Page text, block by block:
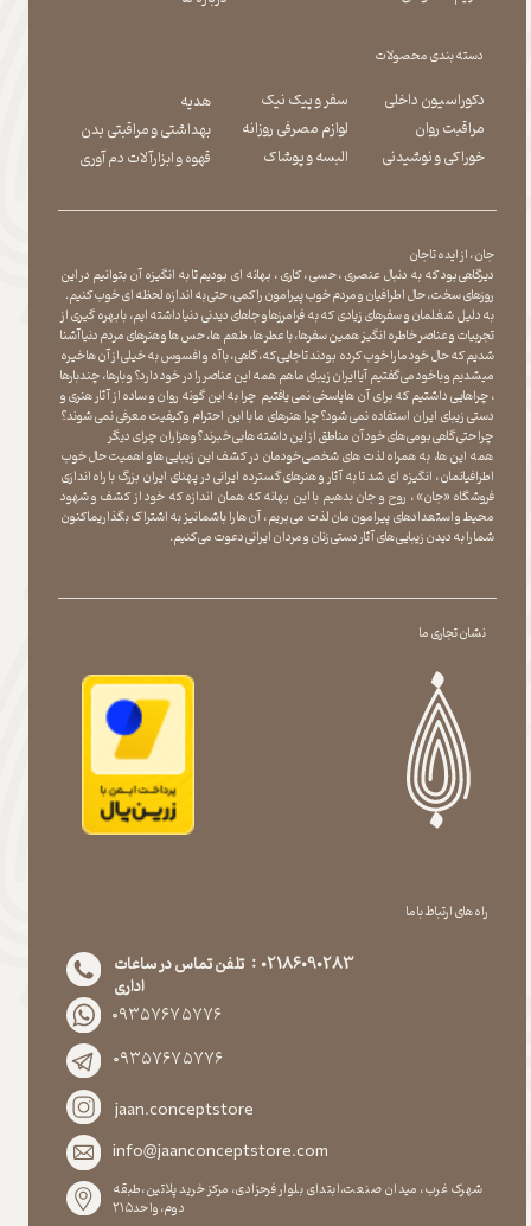
دسته بندی محصولات
دکوراسیون داخلی
مراقبت روان
​​​​​​​خوراکی و نوشیدنی
سفر و پیک نیک
لوازم مصرفی روزانه
​​​​​​​البسه و پوشاک
هدیه
بهداشتی و مراقبتی بدن
​​​​​​​قهوه و ابزارآلات دم آوری
نشان تجاری ما
جان ، از ایده تا جان
دیرگاهی بود که به دنبال عنصری ، حسی ، کاری ، بهانه ای بودیم تا به انگیزه آن بتوانیم در این
روزهای سخت ، حال اطرافیان و مردم خوب پیرامون را کمی ، حتی به اندازه لحظه ای خوب کنیم.
به دلیل شغلمان و سفرهای زیادی که به فرامرزها و جاهای دیدنی دنیا داشته ایم، با بهره گیری از
تجربیات و عناصر خاطره انگیز همین سفرها ، با عطر ها ، طعم ها ، حس ها و هنرهای مردم دنیا آشنا
شدیم که حال خود ما را خوب کرده بودند تا جایی که، گاهی ، با آه و افسوس به خیلی از آن ها خیره
میشدیم و با خود می گفتیم آیا ایران زیبای ما هم همه این عناصر را در خود دارد؟ و بارها ، چندبارها
، چراهایی داشتیم که برای آن ها پاسخی نمی یافتیم چرا به این گونه روان و ساده از آثار هنری و
دستی زیبای ایران استفاده نمی شود؟چرا هنرهای ما با این احترام و کیفیت معرفی نمی شوند؟
چرا حتی گاهی بومی های خود آن مناطق از این داشته ها بی خبرند؟و هزاران چرای دیگر
​​​​​​​ همه این ها، به همراه لذت های شخصی خودمان در کشف این زیبایی ها و اهمیت حال خوب
اطرافیانمان ، انگیزه ای شد تا به آثار و هنرهای گسترده ایرانی در پهنای ایران بزرگ با راه اندازی
فروشگاه «جان» ، روح و جان بدهیم با این بهانه که همان اندازه که خود از کشف و شهود
محیط و استعدادهای پیرامون مان لذت می بریم ، آن ها را با شما نیز به اشتراک بگذاریماکنون
شما را به دیدن زیبایی های آثار دستی زنان و مردان ایرانی دعوت می کنیم.
راه های ارتباط با ما
02186090283 : تلفن تماس در ساعات
اداری
۰۹۳۵۷۶۷۵۷۷۶
۰۹۳۵۷۶۷۵۷۷۶
jaan.conceptstore
info@jaanconceptstore.com
شهرک غرب، میدان صنعت،ابتدای بلوار فرحزادی، مرکز خرید پلاتین،طبقه
دوم،واحد۲۱۵